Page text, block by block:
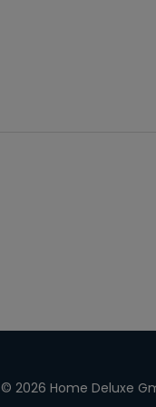
© 2026 Home Deluxe